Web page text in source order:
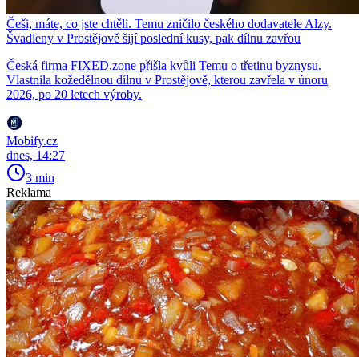
Češi, máte, co jste chtěli. Temu zničilo českého dodavatele Alzy.
Švadleny v Prostějově šijí poslední kusy, pak dílnu zavřou
Česká firma FIXED.zone přišla kvůli Temu o třetinu byznysu.
Vlastnila kožedělnou dílnu v Prostějově, kterou zavřela v únoru
2026, po 20 letech výroby.
Mobify.cz
dnes, 14:27
3 min
Reklama